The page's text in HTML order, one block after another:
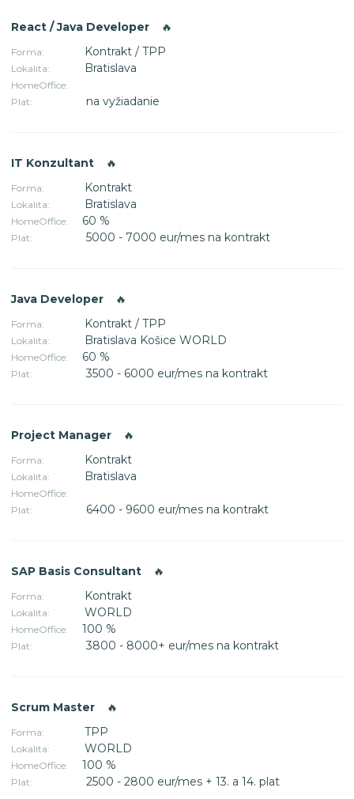
React / Java Developer 🔥
Forma: Kontrakt / TPP
Lokalita: Bratislava
HomeOffice:
Plat:
na vyžiadanie
IT Konzultant 🔥
Forma: Kontrakt
Lokalita: Bratislava
HomeOffice: 60 %
Plat: 5000 - 7000 eur/mes na kontrakt
Java Developer 🔥
Forma: Kontrakt / TPP
Lokalita: Bratislava Košice WORLD
HomeOffice: 60 %
Plat: 3500 - 6000 eur/mes na kontrakt
Project Manager 🔥
Forma: Kontrakt
Lokalita: Bratislava
HomeOffice:
Plat:
6400 - 9600 eur/mes na kontrakt
SAP Basis Consultant 🔥
Forma: Kontrakt
Lokalita: WORLD
HomeOffice: 100 %
Plat: 3800 - 8000+ eur/mes na kontrakt
Scrum Master 🔥
Forma: TPP
Lokalita: WORLD
HomeOffice: 100 %
Plat: 2500 - 2800 eur/mes + 13. a 14. plat